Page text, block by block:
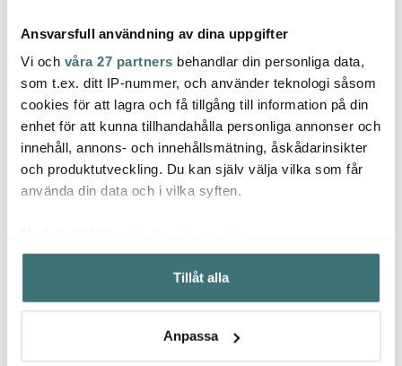
Ansvarsfull användning av dina uppgifter
Vi och våra 27 partners behandlar din personliga data,
som t.ex. ditt IP-nummer, och använder teknologi såsom
cookies för att lagra och få tillgång till information på din
enhet för att kunna tillhandahålla personliga annonser och
innehåll, annons- och innehållsmätning, åskådarinsikter
och produktutveckling. Du kan själv välja vilka som får
använda din data och i vilka syften.
Samla in information om din geografiska plats som
kan ha en noggrannhet på upp till flera meter
Identifiera din enhet genom att aktivt skanna den för
Ta reda på mer om hur dina personliga uppgifter
Tillåt alla
Anpassa
Rätt Start
Mumin matlåda plåt
17,5x13,5 cm beige 80 år
279 kr
Rätt Start
Elsa Beskow
barnbestick 3 delar
Blomsterbarn
149 kr
Rätt
Låt dig inspireras av våra kunder